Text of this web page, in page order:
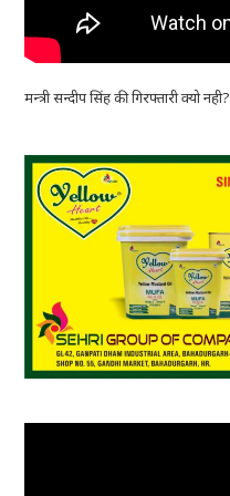
मन्त्री सन्दीप सिंह की गिरफ्तारी क्यो नही?